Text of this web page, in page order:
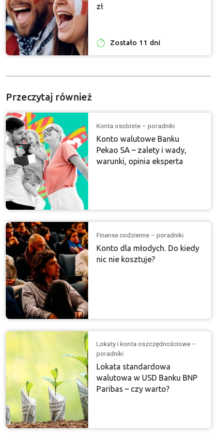
zł
Zostało 11 dni
Przeczytaj również
Konta osobiste – poradniki
Konto walutowe Banku
Pekao SA – zalety i wady,
warunki, opinia eksperta
Finanse codzienne – poradniki
Konto dla młodych. Do kiedy
nic nie kosztuje?
Lokaty i konta oszczędnościowe –
poradniki
Lokata standardowa
walutowa w USD Banku BNP
Paribas – czy warto?